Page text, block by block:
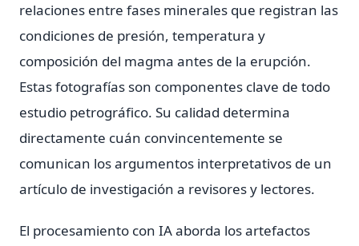
relaciones entre fases minerales que registran las
condiciones de presión, temperatura y
composición del magma antes de la erupción.
Estas fotografías son componentes clave de todo
estudio petrográfico. Su calidad determina
directamente cuán convincentemente se
comunican los argumentos interpretativos de un
artículo de investigación a revisores y lectores.
El procesamiento con IA aborda los artefactos